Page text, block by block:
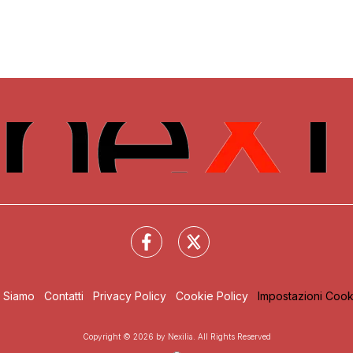
Siamo Contatti Privacy Policy Cookie Policy Impostazioni
Copyright © 2026 by Nexilia. All Rights Reserved